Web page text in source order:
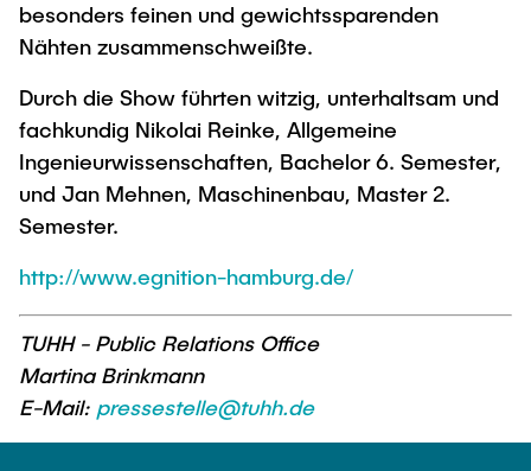
besonders feinen und gewichtssparenden
Nähten zusammenschweißte.
Durch die Show führten witzig, unterhaltsam und
fachkundig Nikolai Reinke, Allgemeine
Ingenieurwissenschaften, Bachelor 6. Semester,
und Jan Mehnen, Maschinenbau, Master 2.
Semester.
http://www.egnition-hamburg.de/
TUHH - Public Relations Office
Martina Brinkmann
E-Mail: pressestelle@tuhh.de